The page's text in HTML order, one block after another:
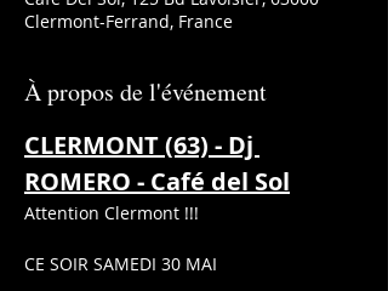
Clermont-Ferrand, France
À propos de l'événement
CLERMONT (63) - Dj
ROMERO - Café del Sol
Attention Clermont !!!
CE SOIR SAMEDI 30 MAI